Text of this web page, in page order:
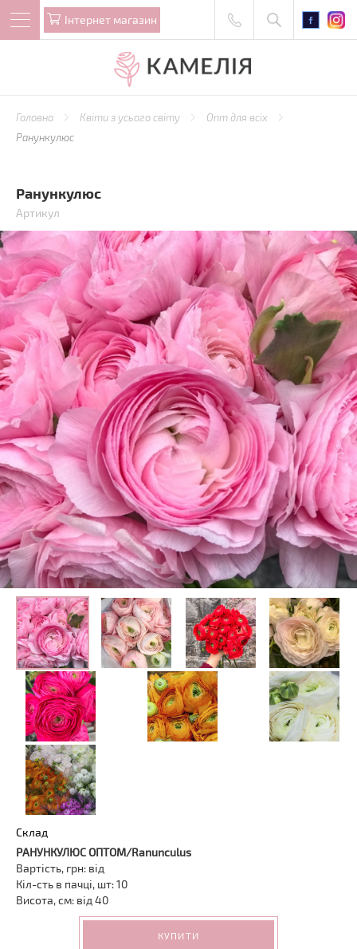
Iнтернет магазин
Головна Квіти з усього світу
Опт для всіх
Ранункулюс
Ранункулюс
Артикул
Склад
РАНУНКУЛЮС ОПТОМ/Ranunculus
Вартість, грн: від
Кіл-сть в пачці, шт: 10
Висота, см: від 40
КУПИТИ